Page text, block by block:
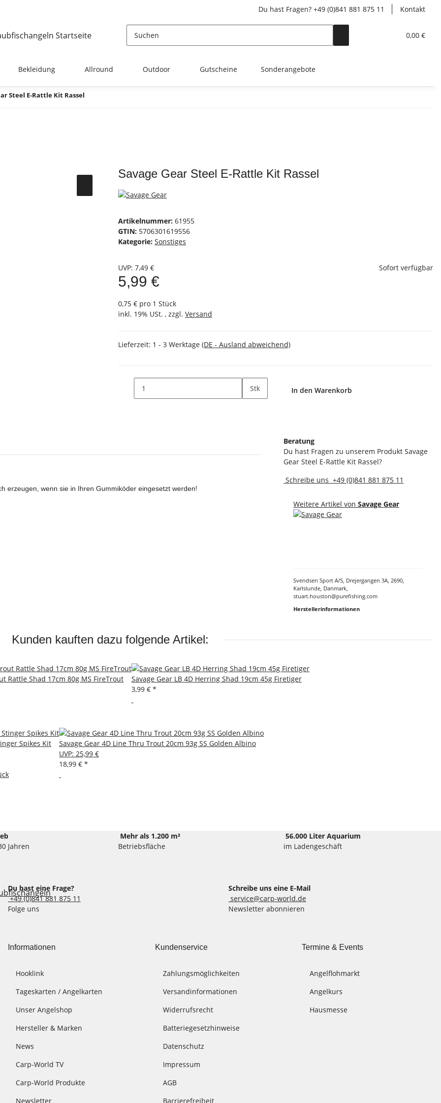
Du hast Fragen? +49 (0)841 881 875 11 Kontakt
0,00 €
Bekleidung Allround Outdoor Gutscheine Sonderangebote
Steel E-Rattle Kit Rassel
Savage Gear Steel E-Rattle Kit Rassel
Artikelnummer: 61955
GTIN: 5706301619556
Kategorie: Sonstiges
UVP: 7,49 €
5,99 €
0,75 € pro 1 Stück
inkl. 19% USt. , zzgl. Versand
Sofort verfügbar
Lieferzeit: 1 - 3 Werktage (DE - Ausland abweichend)
Stk In den Warenkorb
erzeugen, wenn sie in Ihren Gummiköder eingesetzt werden!
Beratung
Du hast Fragen zu unserem Produkt Savage
Gear Steel E-Rattle Kit Rassel?
Schreibe uns +49 (0)841 881 875 11
Weitere Artikel von Savage Gear
Svendsen Sport A/S, Drejergangen 3A, 2690,
Karlslunde, Danmark,
stuart.houston@purefishing.com
Herstellerinformationen
Kunden kauften dazu folgende Artikel:
Rattle Shad 17cm 80g MS FireTrout
Savage Gear LB 4D Herring Shad 19cm 45g Firetiger
3,99 € *
Spikes Kit
Savage Gear 4D Line Thru Trout 20cm 93g SS Golden Albino
UVP: 25,99 €
18,99 € *
Jahren
Mehr als 1.200 m²
Betriebsfläche
56.000 Liter Aquarium
im Ladengeschäft
Du hast eine Frage?
+49 (0)841 881 875 11
Schreibe uns eine E-Mail
service@carp-world.de
Folge uns Newsletter abonnieren
Informationen
Hooklink
Tageskarten / Angelkarten
Unser Angelshop
Hersteller & Marken
News
Carp-World TV
Carp-World Produkte
Newsletter
Kundenservice
Zahlungsmöglichkeiten
Versandinformationen
Widerrufsrecht
Batteriegesetzhinweise
Datenschutz
Impressum
AGB
Barrierefreiheit
Termine & Events
Angelflohmarkt
Angelkurs
Hausmesse